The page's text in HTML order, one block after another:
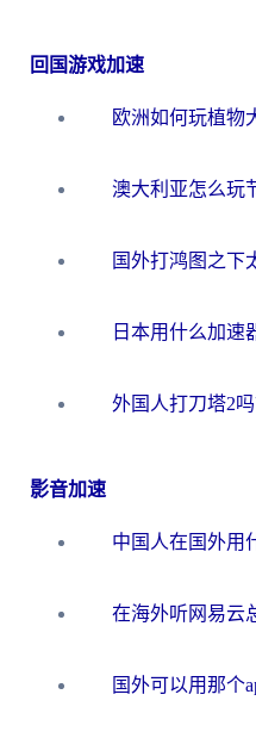
回国游戏加速
影音加速